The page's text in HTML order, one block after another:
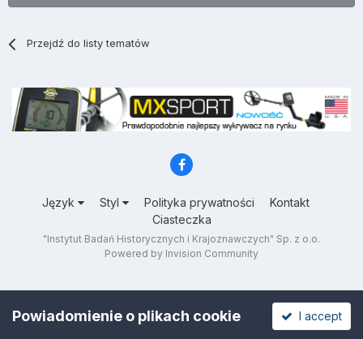
Przejdź do listy tematów
Język Styl Polityka prywatności
Kontakt
Ciasteczka
"Instytut Badań Historycznych i Krajoznawczych" Sp. z o.o.
Powered by Invision Community
Powiadomienie o plikach cookie I accept